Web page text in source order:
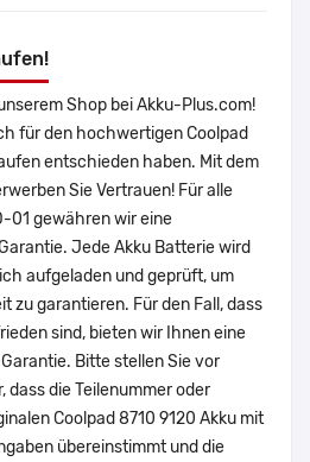
Shop bei Akku-Plus.com!
für den hochwertigen Coolpad
entschieden haben. Mit dem
Sie Vertrauen! Für alle
01 gewähren wir eine
Jede Akku Batterie wird
aufgeladen und geprüft, um
zu garantieren. Für den Fall, dass
sind, bieten wir Ihnen eine
Bitte stellen Sie vor
die Teilenummer oder
Coolpad 8710 9120 Akku mit
übereinstimmt und die